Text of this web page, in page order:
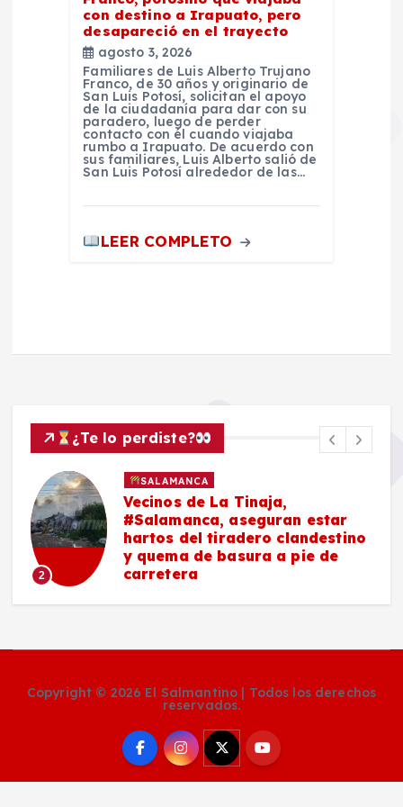
con destino a Irapuato, pero
desapareció en el trayecto
agosto 3, 2026
Familiares de Luis Alberto Trujano
Franco, de 30 años y originario de
San Luis Potosí, solicitan el apoyo
de la ciudadanía para dar con su
paradero, luego de perder
contacto con él cuando viajaba
rumbo a Irapuato. De acuerdo con
sus familiares, Luis Alberto salió de
San Luis Potosí alrededor de las…
LEER COMPLETO
¿Te lo perdiste?
2
SALAMANCA
Vecinos de La Tinaja,
#Salamanca, aseguran estar
hartos del tiradero clandestino
y quema de basura a pie de
carretera
Copyright © 2026 El Salmantino | Todos los derechos
reservados.